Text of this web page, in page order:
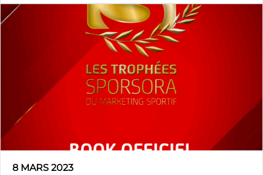
8 MARS 2023